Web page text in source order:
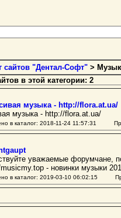
сайтов "Дентал-Софт" >
в этой категории: 2
музыка - http://flora.at.ua/
музыка - http://flora.at.ua/
в каталог: 2018-11-24 11:57:31
уважаемые форумчане,
- новинки музыки
в каталог: 2019-03-10 06:02:15